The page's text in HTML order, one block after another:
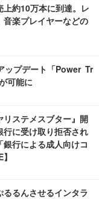
上約10万本に到達。レ
音楽プレイヤーなどの
ップデート「Power Tr
可能に
リステメスブター』開
行に受け取り拒否され
銀行による成人向けコ
るんさせるインタラ